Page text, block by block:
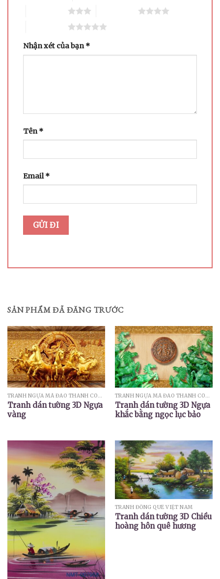
Nhận xét của bạn*
Tên *
Email*
SẢN PHẨM ĐÃ ĐĂNG TRƯỚC
TRANH NGỰA MÃ ĐÁO THÀNH CÔNG
Tranh dán tường 3D Ngựa
vàng
TRANH NGỰA MÃ ĐÁO THÀNH CÔNG
Tranh dán tường 3D Ngựa
khắc bằng ngọc lục bảo
TRANH ĐỒNG QUÊ VIỆT NAM
Tranh dán tường 3D Chiều
hoàng hôn quê hương